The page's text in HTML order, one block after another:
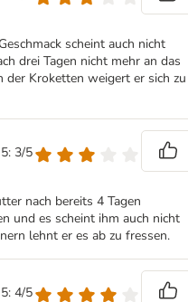
scheint auch nicht
drei Tagen nicht mehr an das
der Kroketten weigert er sich zu
3/5
nach bereits 4 Tagen
und es scheint ihm auch nicht
lehnt er es ab zu fressen.
4/5